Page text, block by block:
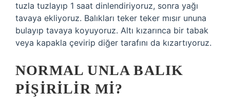
tuzla tuzlayıp 1 saat dinlendiriyoruz, sonra yağı
tavaya ekliyoruz. Balıkları teker teker mısır ununa
bulayıp tavaya koyuyoruz. Altı kızarınca bir tabak
veya kapakla çevirip diğer tarafını da kızartıyoruz.
NORMAL UNLA BALIK
PIŞIRILIR MI?